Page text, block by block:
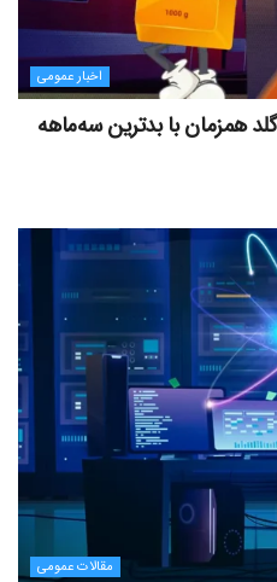
اخبار عمومی
تتر گلد همزمان با بدترین سه‌ماهه
مقالات عمومی